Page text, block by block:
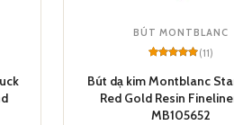
Heritage Egyptomania Special
hộp quà tặng cao cấp, tăng thêm giá
ân.
BÚT MONTBLANC
out of 5
based on
customer
(11)
Bút dạ kim Montblanc
Red Gold Resin
MB105652